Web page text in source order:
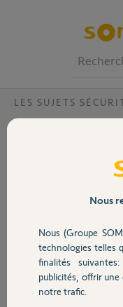
Volet
Sécurité
Domotique
LES SUJETS
utiliser l'alarme
Je viens d'acheter
Quand je suis aller
Or, en lisent le mode
route sans utiliser le wifi
Pouvais vous me dire si
sans internet ??
Nous
Nous (Groupe
technologies telles
finalités
publicités, offrir une
notre trafic.